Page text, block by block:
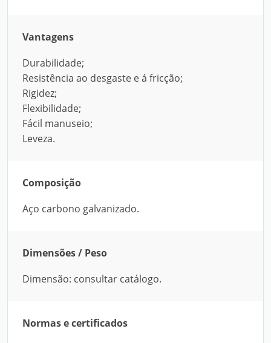
Vantagens
Durabilidade;
Resistência ao desgaste e á fricção;
Rigidez;
Flexibilidade;
Fácil manuseio;
Leveza.
Composição
Aço carbono galvanizado.
Dimensões / Peso
Dimensão: consultar catálogo.
Normas e certificados